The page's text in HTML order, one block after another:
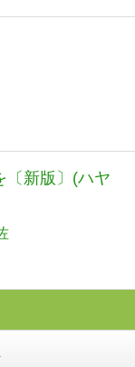
〔新版〕(ハヤ